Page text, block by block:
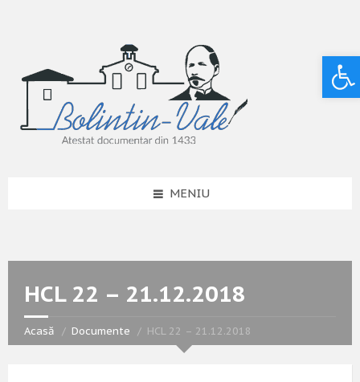
MENIU
HCL 22 – 21.12.2018
Acasă Documente HCL 22 – 21.12.2018
Deschide bara de unelte